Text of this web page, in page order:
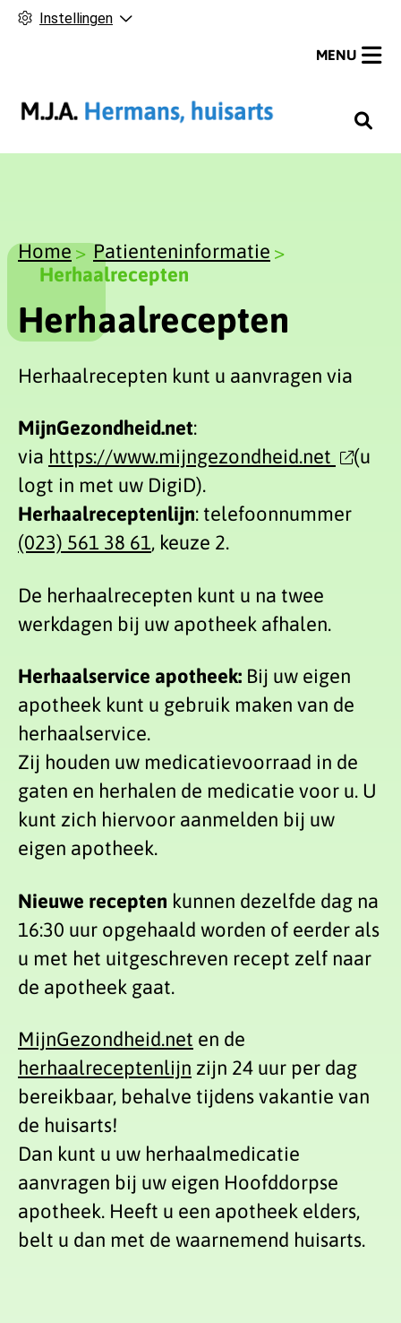
Instellingen
H
o
MENU
Home
Patienteninformatie
Herhaalrecepten
Herhaalrecepten
Herhaalrecepten kunt u aanvragen via
MijnGezondheid.net:
via https://www.mijngezondheid.net
(u
logt in met uw DigiD).
Herhaalreceptenlijn: telefoonnummer
(023) 561 38 61, keuze 2.
De herhaalrecepten kunt u na twee
werkdagen bij uw apotheek afhalen.
Herhaalservice apotheek: Bij uw eigen
apotheek kunt u gebruik maken van de
herhaalservice.
Zij houden uw medicatievoorraad in de
gaten en herhalen de medicatie voor u. U
kunt zich hiervoor aanmelden bij uw
eigen apotheek.
Nieuwe recepten kunnen dezelfde dag na
16:30 uur opgehaald worden of eerder als
u met het uitgeschreven recept zelf naar
de apotheek gaat.
MijnGezondheid.net en de
herhaalreceptenlijn zijn 24 uur per dag
bereikbaar, behalve tijdens vakantie van
de huisarts!
Dan kunt u uw herhaalmedicatie
aanvragen bij uw eigen Hoofddorpse
apotheek. Heeft u een apotheek elders,
belt u dan met de waarnemend huisarts.